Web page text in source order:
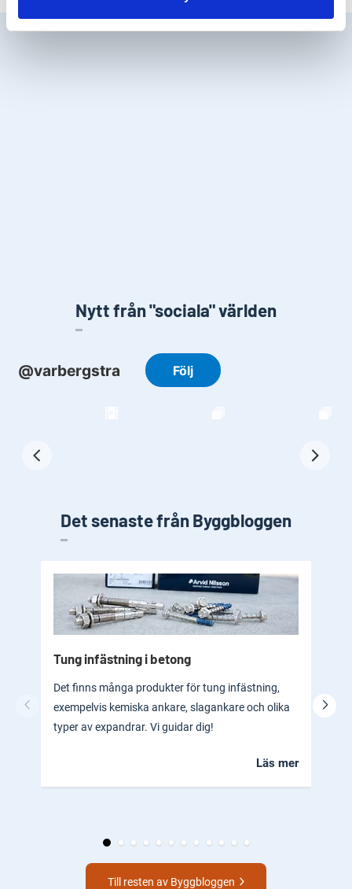
Nytt från "sociala" världen
Det senaste från Byggbloggen
Tung infästning i betong
Det finns många produkter för tung infästning,
exempelvis kemiska ankare, slagankare och olika
typer av expandrar. Vi guidar dig!
Läs mer
Till resten av Byggbloggen